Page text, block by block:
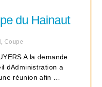
du Hainaut
, Coupe
A la demande
dAdministration a
réunion afin …